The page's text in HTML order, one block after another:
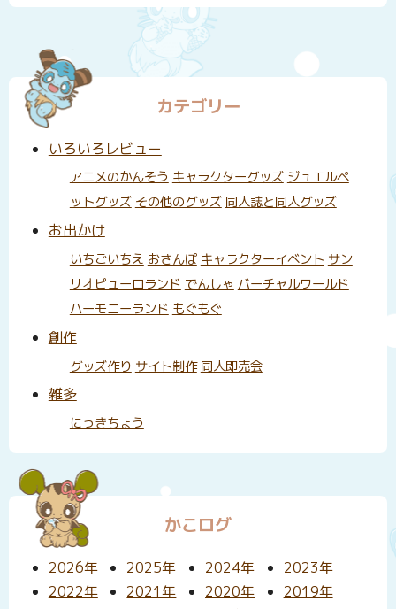
カテゴリー
いろいろレビュー
アニメのかんそう キャラクターグッズ ジュエルペ
ットグッズ その他のグッズ 同人誌と同人グッズ
お出かけ
いちごいちえ おさんぽ キャラクターイベント サン
リオピューロランド でんしゃ バーチャルワールド
ハーモニーランド もぐもぐ
創作
グッズ作り サイト制作 同人即売会
雑多
にっきちょう
かこログ
2026年 2025年 2024年
2023年
2022年
2021年 2020年
2019年